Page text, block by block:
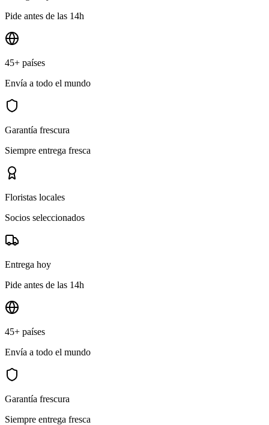
Pide antes de las 14h
45+ países
Envía a todo el mundo
Garantía frescura
Siempre entrega fresca
Floristas locales
Socios seleccionados
Entrega hoy
Pide antes de las 14h
45+ países
Envía a todo el mundo
Garantía frescura
Siempre entrega fresca